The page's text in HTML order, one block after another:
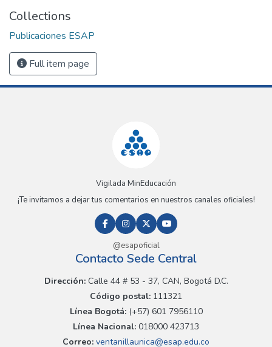
Collections
Publicaciones ESAP
Full item page
Vigilada MinEducación
¡Te invitamos a dejar tus comentarios en nuestros canales oficiales!
@esapoficial
Contacto Sede Central
Dirección:Calle 44 # 53 - 37, CAN, Bogotá D.C.
Código postal: 111321
Línea Bogotá:(+57) 601 7956110
Línea Nacional: 018000 423713
Correo: ventanillaunica@esap.edu.co